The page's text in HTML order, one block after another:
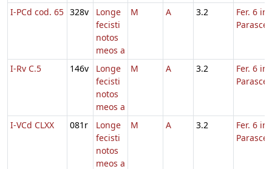
I-PCd cod. 65 328v
Longe
fecisti
notos
meos a
M A 3.2
Fer. 6 in
I-Rv C.5 146v
Longe
fecisti
notos
meos a
M A 3.2
Fer. 6 in
I-VCd CLXX 081r
Longe
fecisti
notos
meos a
M A 3.2
Fer. 6 in